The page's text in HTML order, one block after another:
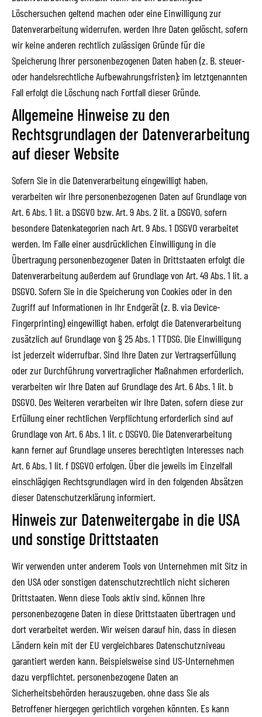
Löschersuchen geltend machen oder eine Einwilligung zur
Datenverarbeitung widerrufen, werden Ihre Daten gelöscht, sofern
wir keine anderen rechtlich zulässigen Gründe für die
Speicherung Ihrer personenbezogenen Daten haben (z. B. steuer-
oder handelsrechtliche Aufbewahrungsfristen); im letztgenannten
Fall erfolgt die Löschung nach Fortfall dieser Gründe.
Allgemeine Hinweise zu den
Rechtsgrundlagen der Datenverarbeitung
auf dieser Website
Sofern Sie in die Datenverarbeitung eingewilligt haben,
verarbeiten wir Ihre personenbezogenen Daten auf Grundlage von
Art. 6 Abs. 1 lit. a DSGVO bzw. Art. 9 Abs. 2 lit. a DSGVO, sofern
besondere Datenkategorien nach Art. 9 Abs. 1 DSGVO verarbeitet
werden. Im Falle einer ausdrücklichen Einwilligung in die
Übertragung personenbezogener Daten in Drittstaaten erfolgt die
Datenverarbeitung außerdem auf Grundlage von Art. 49 Abs. 1 lit. a
DSGVO. Sofern Sie in die Speicherung von Cookies oder in den
Zugriff auf Informationen in Ihr Endgerät (z. B. via Device-
Fingerprinting) eingewilligt haben, erfolgt die Datenverarbeitung
zusätzlich auf Grundlage von § 25 Abs. 1 TTDSG. Die Einwilligung
ist jederzeit widerrufbar. Sind Ihre Daten zur Vertragserfüllung
oder zur Durchführung vorvertraglicher Maßnahmen erforderlich,
verarbeiten wir Ihre Daten auf Grundlage des Art. 6 Abs. 1 lit. b
DSGVO. Des Weiteren verarbeiten wir Ihre Daten, sofern diese zur
Erfüllung einer rechtlichen Verpflichtung erforderlich sind auf
Grundlage von Art. 6 Abs. 1 lit. c DSGVO. Die Datenverarbeitung
kann ferner auf Grundlage unseres berechtigten Interesses nach
Art. 6 Abs. 1 lit. f DSGVO erfolgen. Über die jeweils im Einzelfall
einschlägigen Rechtsgrundlagen wird in den folgenden Absätzen
dieser Datenschutzerklärung informiert.
Hinweis zur Datenweitergabe in die USA
und sonstige Drittstaaten
Wir verwenden unter anderem Tools von Unternehmen mit Sitz in
den USA oder sonstigen datenschutzrechtlich nicht sicheren
Drittstaaten. Wenn diese Tools aktiv sind, können Ihre
personenbezogene Daten in diese Drittstaaten übertragen und
dort verarbeitet werden. Wir weisen darauf hin, dass in diesen
Ländern kein mit der EU vergleichbares Datenschutzniveau
garantiert werden kann. Beispielsweise sind US-Unternehmen
dazu verpflichtet, personenbezogene Daten an
Sicherheitsbehörden herauszugeben, ohne dass Sie als
Betroffener hiergegen gerichtlich vorgehen könnten. Es kann